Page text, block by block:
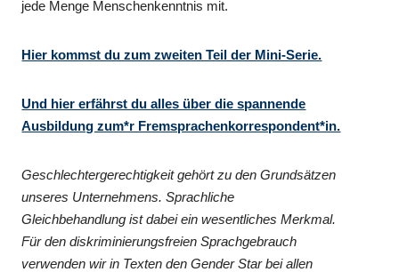
jede Menge Menschenkenntnis mit.
Hier kommst du zum zweiten Teil der Mini-Serie.
Und hier erfährst du alles über die spannende
Ausbildung zum*r Fremsprachenkorrespondent*in.
Geschlechtergerechtigkeit gehört zu den Grundsätzen
unseres Unternehmens. Sprachliche
Gleichbehandlung ist dabei ein wesentliches Merkmal.
Für den diskriminierungsfreien Sprachgebrauch
verwenden wir in Texten den Gender Star bei allen